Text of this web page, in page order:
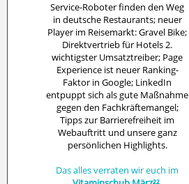
Service-Roboter finden den Weg
in deutsche Restaurants; neuer
Player im Reisemarkt: Gravel Bike;
Direktvertrieb für Hotels 2.
wichtigster Umsatztreiber; Page
Experience ist neuer Ranking-
Faktor in Google; LinkedIn
entpuppt sich als gute Maßnahme
gegen den Fachkräftemangel;
Tipps zur Barrierefreiheit im
Webauftritt und unsere ganz
persönlichen Highlights.
Das alles verraten wir euch im